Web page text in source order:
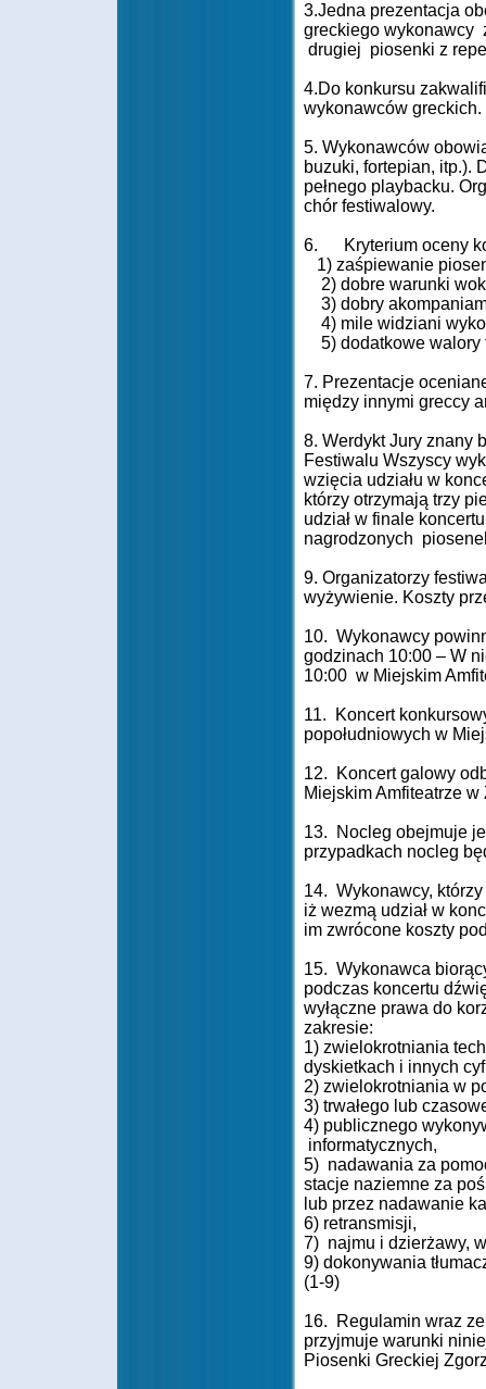
3.Jedna prezentacja
greckiego wykonawcy
drugiej piosenki z
4.Do konkursu
wykonawców greckich.
5. Wykonawców
buzuki, fortepian, itp.).
pełnego playbacku.
chór festiwalowy.
6. Kryterium oceny
1) zaśpiewanie
2) dobre warunki
3) dobry
4) mile widziani
5) dodatkowe walory
7. Prezentacje
między innymi greccy
8. Werdykt Jury znany
Festiwalu Wszyscy
wzięcia udziału w
którzy otrzymają trzy
udział w finale
nagrodzonych
9. Organizatorzy
wyżywienie. Koszty
10. Wykonawcy
godzinach 10:00 – W
10:00 w Miejskim
11. Koncert
popołudniowych w
12. Koncert galowy
Miejskim Amfiteatrze w
13. Nocleg obejmuje
przypadkach nocleg
14. Wykonawcy,
iż wezmą udział w
im zwrócone koszty
15. Wykonawca
podczas koncertu
wyłączne prawa do
zakresie:
1) zwielokrotniania
dyskietkach i innych
2) zwielokrotniania w
3) trwałego lub
4) publicznego
informatycznych,
5) nadawania za
stacje naziemne za
lub przez nadawanie
6) retransmisji,
7) najmu i dzierżawy,
9) dokonywania
(1-9)
16. Regulamin wraz
przyjmuje warunki
Piosenki Greckiej